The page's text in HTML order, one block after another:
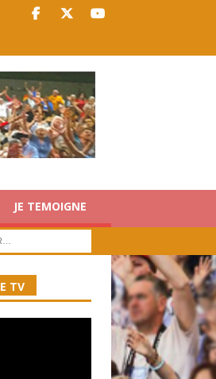
JE TEMOIGNE
TV